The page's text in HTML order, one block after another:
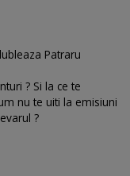
Patraru
? Si la ce te
nu te uiti la emisiuni
?